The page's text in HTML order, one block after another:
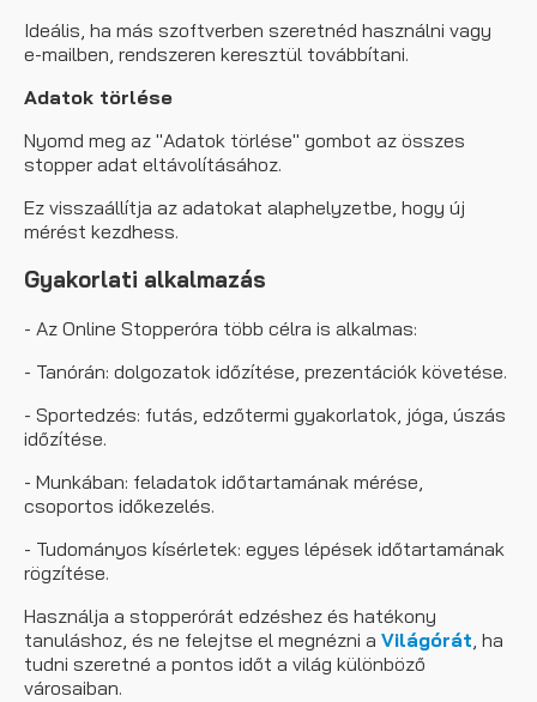
Ideális, ha más szoftverben szeretnéd használni vagy
e-mailben, rendszeren keresztül továbbítani.
Adatok törlése
Nyomd meg az "Adatok törlése" gombot az összes
stopper adat eltávolításához.
Ez visszaállítja az adatokat alaphelyzetbe, hogy új
mérést kezdhess.
Gyakorlati alkalmazás
- Az Online Stopperóra több célra is alkalmas:
- Tanórán: dolgozatok időzítése, prezentációk követése.
- Sportedzés: futás, edzőtermi gyakorlatok, jóga, úszás
időzítése.
- Munkában: feladatok időtartamának mérése,
csoportos időkezelés.
- Tudományos kísérletek: egyes lépések időtartamának
rögzítése.
Használja a stopperórát edzéshez és hatékony
tanuláshoz, és ne felejtse el megnézni a Világórát, ha
tudni szeretné a pontos időt a világ különböző
városaiban.